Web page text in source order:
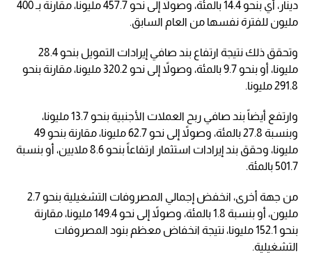
دينار، أي بنحو 14.4 بالمئة، وصولاً إلى نحو 457.7 مليونا، مقارنة بـ 400
مليون للفترة نفسها من العام السابق.
وتحقق ذلك نتيجة ارتفاع بند صافي إيرادات التمويل بنحو 28.4
مليونا، أو بنحو 9.7 بالمئة، وصولاً إلى نحو 320.2 مليونا، مقارنة بنحو
291.8 مليونا.
وارتفع أيضاً بند صافي ربح العملات الأجنبية بنحو 13.7 مليونا،
وبنسبة 27.8 بالمئة، وصولاً إلى نحو 62.7 مليونا، مقارنة بنحو 49
مليونا، وحقق بند إيرادات استثمار ارتفاعاً بنحو 8.6 ملايين، أو بنسبة
501.7 بالمئة.
من جهة أخرى، انخفض إجمالي المصروفات التشغيلية بنحو 2.7
مليون، أو بنسبة 1.8 بالمئة، وصولاً إلى نحو 149.4 مليونا، مقارنة
بنحو 152.1 مليونا، نتيجة انخفاض معظم بنود المصروفات
التشغيلية.